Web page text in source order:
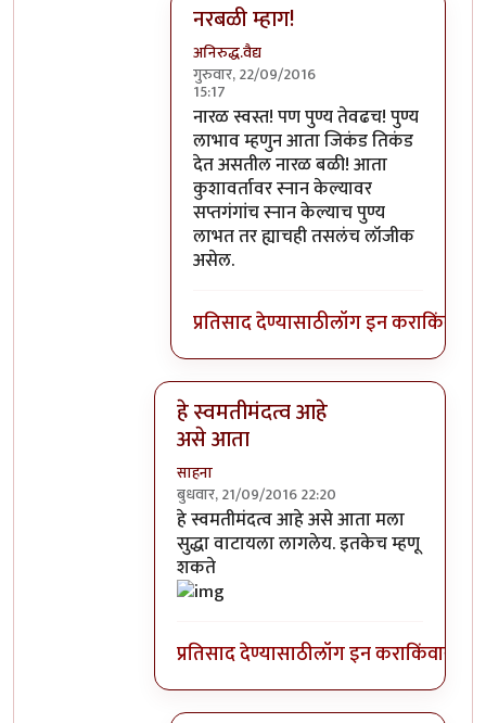
नरबळी म्हाग!
अनिरुद्ध.वैद्य
गुरुवार, 22/09/2016
15:17
In reply toमला शास्त्रार्थ वगैरे काही
नारळ स्वस्त! पण पुण्य तेवढच! पुण्य
लाभाव म्हणुन आता जिकंड तिकंड
देत असतील नारळ बळी! आता
कुशावर्तावर स्नान केल्यावर
सप्तगंगांच स्नान केल्याच पुण्य
लाभत तर ह्याचही तसलंच लॉजीक
असेल.
प्रतिसाद देण्यासाठीलॉग इन कराकिंवा
हे स्वमतीमंदत्व आहे
असे आता
साहना
बुधवार, 21/09/2016 22:20
In reply toआत्मबंधवाल्यानी `कोहळा म्हणजे
हे स्वमतीमंदत्व आहे असे आता मला
सुद्धा वाटायला लागलेय. इतकेच म्हणू
शकते
प्रतिसाद देण्यासाठीलॉग इन कराकिंवा